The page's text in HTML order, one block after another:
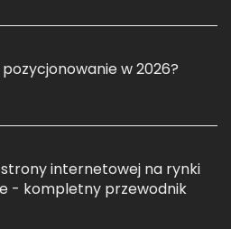
w 2026?
strony internetowej na rynki
- kompletny przewodnik